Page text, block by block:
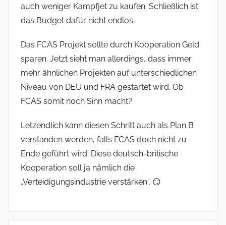
auch weniger Kampfjet zu kaufen. Schließlich ist
das Budget dafür nicht endlos.
Das FCAS Projekt sollte durch Kooperation Geld
sparen. Jetzt sieht man allerdings, dass immer
mehr ähnlichen Projekten auf unterschiedlichen
Niveau von DEU und FRA gestartet wird. Ob
FCAS somit noch Sinn macht?
Letzendlich kann diesen Schritt auch als Plan B
verstanden werden, falls FCAS doch nicht zu
Ende geführt wird. Diese deutsch-britische
Kooperation soll ja nämlich die
„Verteidigungsindustrie verstärken“. 😏